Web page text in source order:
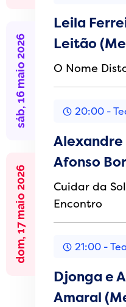
sáb, 16 maio 2026
dom, 17 maio 2026
Leila
Leitão
O Nome
20:00 -
Alexandre
Afonso
Cuidar da
Encontro
21:00 -
Djonga e
Amaral